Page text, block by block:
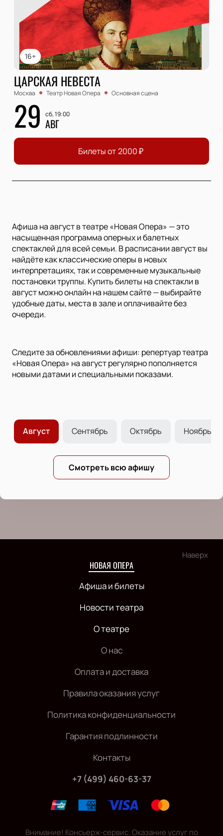
16+
ЦАРСКАЯ НЕВЕСТА
Москва Театр Новая Опера Основная сцена
29 сб, 19:00
АВГ
Билеты от 2000₽
Афиша на август в театре «Новая Опера» — это
насыщенная программа оперных и балетных
спектаклей для всей семьи. В расписании август вы
найдёте как классические оперы в новых
интерпретациях, так и современные музыкальные
постановки труппы. Купить билеты на спектакли в
август можно онлайн на нашем сайте — выбирайте
удобные даты, места в зале и оплачивайте без
очереди.
Следите за обновлениями афиши: репертуар театра
«Новая Опера» на август регулярно пополняется
новыми датами и специальными показами.
Август Сентябрь Октябрь Ноябрь
Смотреть всю афишу
Наверх
НОВАЯ ОПЕРА
Афиша и билеты
Новости театра
О театре
О нас
Оплата и доставка
Правила оказания услуг
Политика конфиденциальности
Гарантия подлинности
Контакты
+7 (499) 460-63-37
Внимание! Консьерж-сервис. Оказание услуг по